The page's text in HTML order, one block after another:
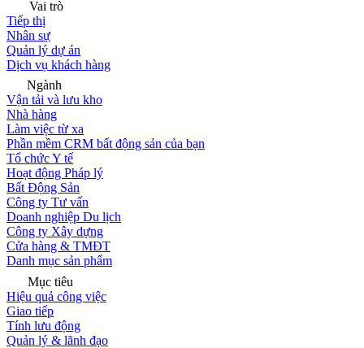
Vai trò
Tiếp thị
Nhân sự
Quản lý dự án
Dịch vụ khách hàng
Ngành
Vận tải và lưu kho
Nhà hàng
Làm việc từ xa
Phần mềm CRM bất động sản của bạn
Tổ chức Y tế
Hoạt động Pháp lý
Bất Động Sản
Công ty Tư vấn
Doanh nghiệp Du lịch
Công ty Xây dựng
Cửa hàng & TMĐT
Danh mục sản phẩm
Mục tiêu
Hiệu quả công việc
Giao tiếp
Tính lưu động
Quản lý & lãnh đạo